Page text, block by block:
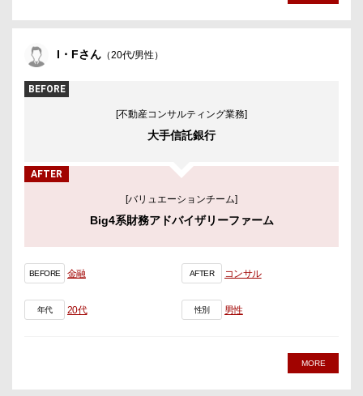
I・Fさん （20代/男性）
BEFORE
[不動産コンサルティング業務]
大手信託銀行
AFTER
[バリュエーションチーム]
Big4系財務アドバイザリーファーム
BEFORE 金融 AFTER コンサル
年代 20代 性別 男性
MORE